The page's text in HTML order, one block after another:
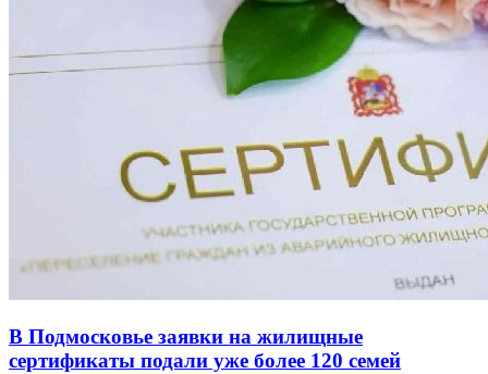
В Подмосковье заявки на жилищные
сертификаты подали уже более 120 семей